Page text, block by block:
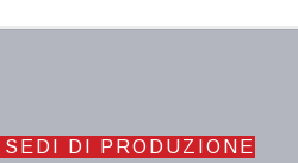
SEDI DI PRODUZIONE